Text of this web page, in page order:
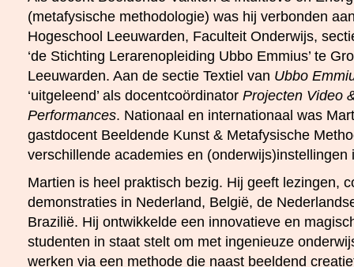
(metafysische methodologie) was hij verbonden
Hogeschool Leeuwarden, Faculteit Onderwijs,
‘de Stichting Lerarenopleiding Ubbo Emmius’ te
Leeuwarden. Aan de sectie Textiel van Ubbo
‘uitgeleend’ als docentcoördinator Projecten Video
Performances. Nationaal en internationaal was
gastdocent Beeldende Kunst & Metafysische
verschillende academies en (onderwijs)instellingen
Martien is heel praktisch bezig. Hij geeft lezingen,
demonstraties in Nederland, België, de
Brazilië. Hij ontwikkelde een innovatieve en
studenten in staat stelt om met ingenieuze
werken via een methode die naast beeldend